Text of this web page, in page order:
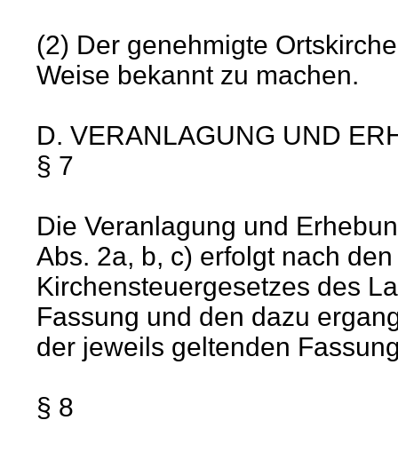
(2) Der genehmigte
Weise bekannt zu machen.
D. VERANLAGUNG UND
§ 7
Die Veranlagung und
Abs. 2a, b, c) erfolgt nach
Kirchensteuergesetzes des
Fassung und den dazu
der jeweils geltenden
§ 8